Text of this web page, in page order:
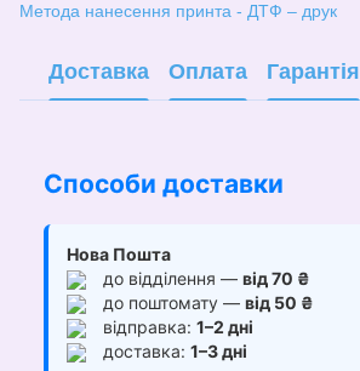
Метода нанесення принта - ДТФ – друк
Доставка Оплата Гарантія
Способи доставки
Нова Пошта
до відділення — від 70 ₴
до поштомату — від 50 ₴
відправка: 1–2 дні
доставка: 1–3 дні